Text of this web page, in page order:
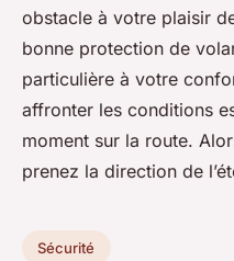
obstacle à votre plaisir
bonne protection de
particulière à votre
affronter les conditions
moment sur la route.
prenez la direction de
Sécurité